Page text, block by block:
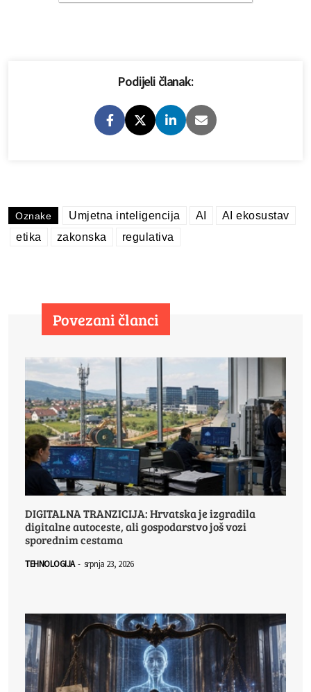
Podijeli članak:
Oznake Umjetna inteligencija AI
AI ekosustav
etika
zakonska regulativa
Povezani članci
DIGITALNA TRANZICIJA: Hrvatska je izgradila
digitalne autoceste, ali gospodarstvo još vozi
sporednim cestama
TEHNOLOGIJA - srpnja 23, 2026